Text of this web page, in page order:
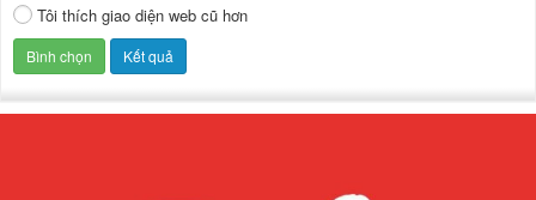
Tôi thích giao diện web cũ hơn